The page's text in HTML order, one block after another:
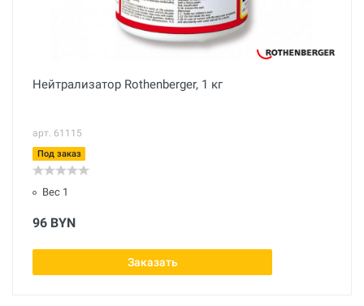
Нейтрализатор Rothenberger, 1 кг
арт. 61115
Под заказ
Вес 1
96 BYN
Заказать